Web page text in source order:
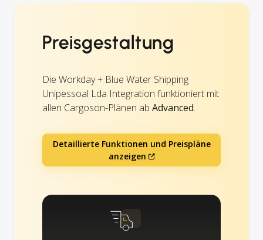
Preisgestaltung
Die Workday + Blue Water Shipping
Unipessoal Lda Integration funktioniert mit
allen Cargoson-Plänen ab Advanced.
Detaillierte Funktionen und Preispläne
anzeigen